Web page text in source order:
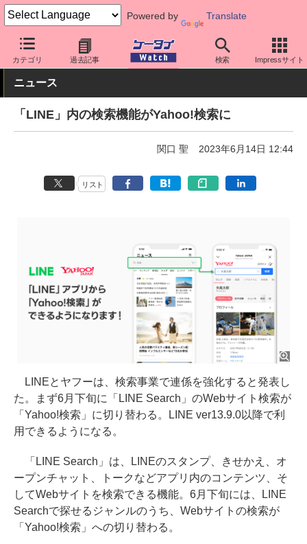
Powered by Translate
カテゴリ 過去記事 検索 Impressサイト
ケータイ Watch アプリ・サービス SNS
ニュース
「LINE」内の検索機能がYahoo!検索に
関口 聖 2023年6月14日 12:44
リスト
LINEとヤフーは、検索事業で連係を強化すると発表し
た。まず6月下旬に「LINE Search」のWebサイト検索が
「Yahoo!検索」に切り替わる。LINE ver13.9.0以降で利
用できるようになる。
「LINE Search」は、LINEのスタンプ、きせかえ、オ
ープンチャット、トークなどアプリ内のコンテンツ、そ
してWebサイトを検索できる機能。6月下旬には、LINE
Searchで探せるジャンルのうち、Webサイトの検索が
「Yahoo!検索」への切り替わる。